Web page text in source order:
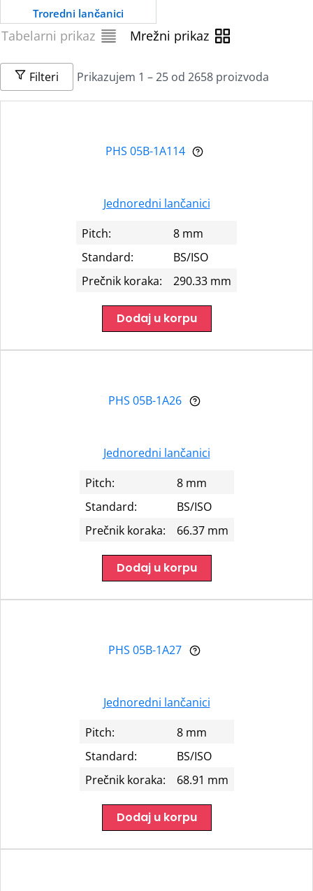
Troredni lančanici
Tabelarni prikaz Mrežni prikaz
Filteri Prikazujem 1 – 25 od 2658 proizvoda
PHS 05B-1A114
Jednoredni lančanici
Pitch:
8 mm
Standard:
BS/ISO
Prečnik koraka:
290.33 mm
Dodaj u korpu
PHS 05B-1A26
Jednoredni lančanici
Pitch:
8 mm
Standard:
BS/ISO
Prečnik koraka:
66.37 mm
Dodaj u korpu
PHS 05B-1A27
Jednoredni lančanici
Pitch:
8 mm
Standard:
BS/ISO
Prečnik koraka:
68.91 mm
Dodaj u korpu